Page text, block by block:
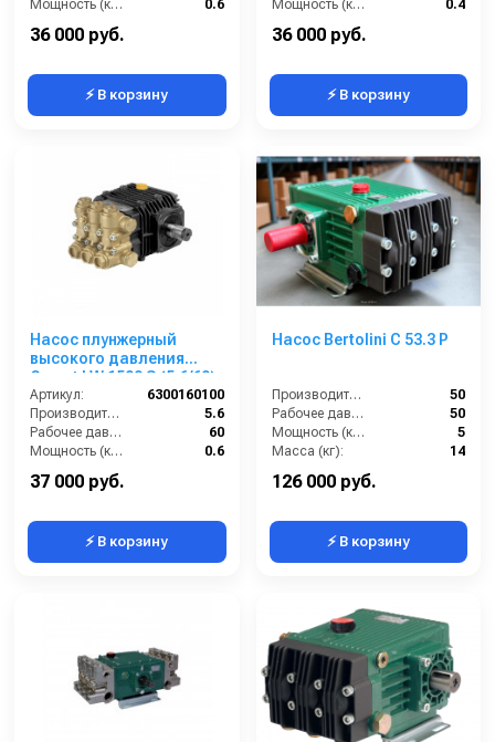
Мощность (кВт):
0.6
36 000 руб.
⚡ В корзину
Мощность (кВт):
0.4
36 000 руб.
⚡ В корзину
Насос плунжерный
высокого давления
Comet LW 1509 S (5,6/60);
1450 об/мин. вал ø 24 мм
Артикул:
6300160100
Производительность (л/мин):
5.6
Рабочее давление (бар):
60
Мощность (кВт):
0.6
Обороты двигателя (об/мин):
37 000 руб.
⚡ В корзину
Насос Bertolini C 53.3 P
Производительность (л/мин):
50
Рабочее давление (бар):
50
Мощность (кВт):
5
Масса (кг):
14
126 000 руб.
⚡ В корзину